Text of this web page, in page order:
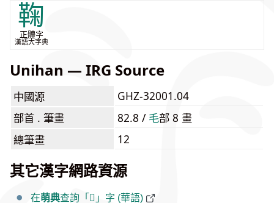
鞠
正體字
漢語大字典
Unihan — IRG Source
中國源
GHZ-32001.04
部首 . 筆畫
82.8 / ⽑部 8 畫
總筆畫
12
其它漢字網路資源
在萌典查詢「𣮥」字 (華語)